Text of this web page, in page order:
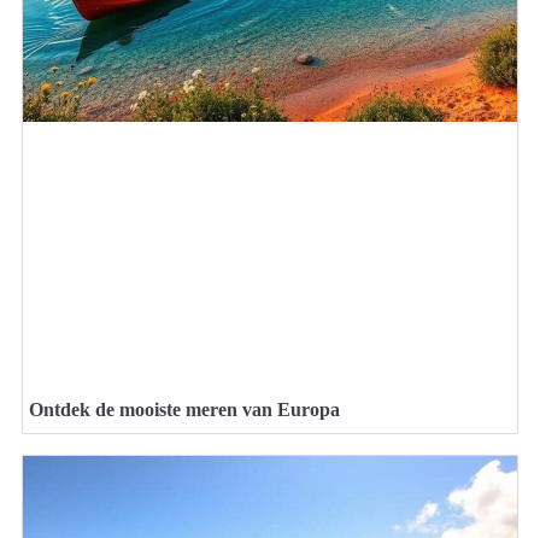
Ontdek de mooiste meren van Europa